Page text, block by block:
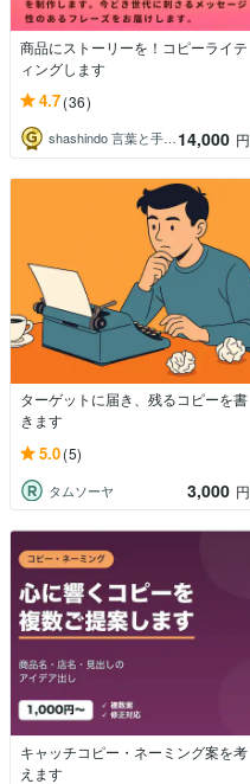
商品にストーリーを！コピーライテ
ィングします
4.7(36)
shashindo 言葉と手書き文字14,000 円
ターゲットに届き、残るコピーを書
きます
5.0(5)
タムソーヤ 3,000 円
キャッチコピー・ネーミング案を考
えます